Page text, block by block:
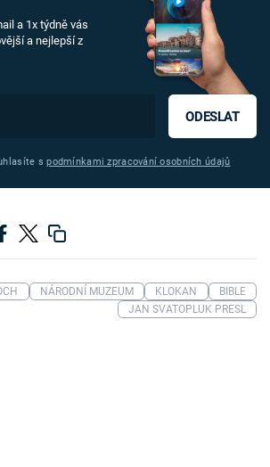
a 1x týdně vás
a nejlepší z
ODESLAT
spodmínkami zpracování osobních údajů
NÁRODNÍ MUZEUM KLOKAN
BIBLE
JAN SVATOPLUK PRESL